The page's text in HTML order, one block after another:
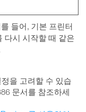
들어, 기본 프린터
다시 시작할 때 같은
을 고려할 수 있습
문서를 참조하세